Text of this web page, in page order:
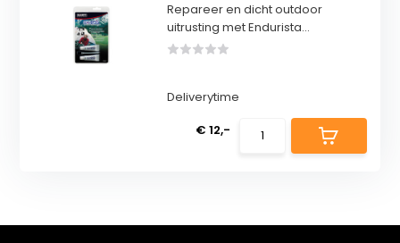
Repareer en dicht outdoor
uitrusting met Endurista...
Deliverytime
€ 12,-